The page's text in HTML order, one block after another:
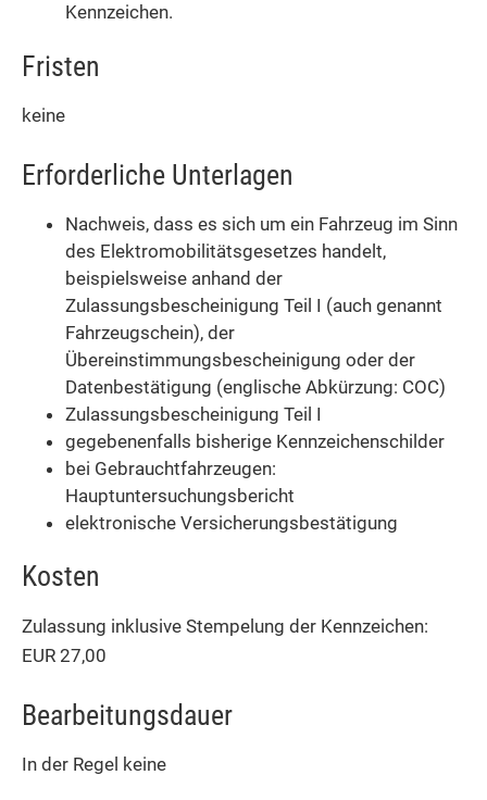
Kennzeichen.
Fristen
keine
Erforderliche Unterlagen
Nachweis, dass es sich um ein Fahrzeug im Sinn
des Elektromobilitätsgesetzes handelt,
beispielsweise anhand der
Zulassungsbescheinigung Teil I (auch genannt
Fahrzeugschein), der
Übereinstimmungsbescheinigung oder der
Datenbestätigung (englische Abkürzung: COC)
Zulassungsbescheinigung Teil I
gegebenenfalls bisherige Kennzeichenschilder
bei Gebrauchtfahrzeugen:
Hauptuntersuchungsbericht
elektronische Versicherungsbestätigung
Kosten
Zulassung inklusive Stempelung der Kennzeichen:
EUR 27,00
Bearbeitungsdauer
In der Regel keine